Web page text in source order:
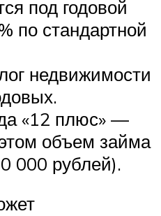
под годовой
по стандартной
недвижимости
«12 плюс» —
объем займа
000 рублей).